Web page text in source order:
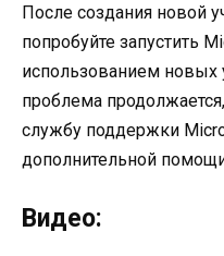
После создания новой
попробуйте запустить
использованием новых
проблема
службу поддержки
дополнительной
Видео: